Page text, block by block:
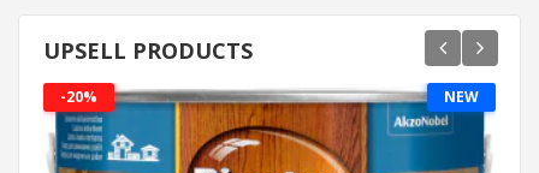
UPSELL PRODUCTS
NEW
-20%